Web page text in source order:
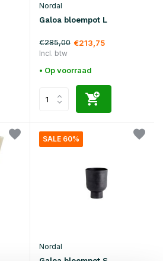
Nordal
Galoa bloempot L
€285,00 €213,75
Incl. btw
• Op voorraad
SALE 60%
Nordal